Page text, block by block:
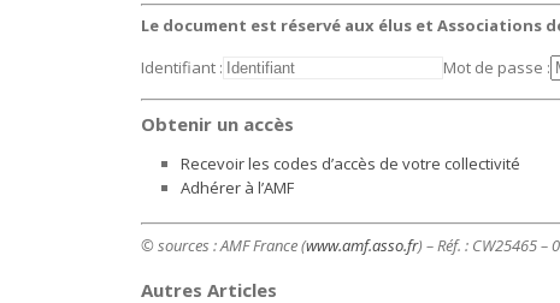
Le document est réservé aux élus et Associations
Identifiant :
Mot de passe :
Obtenir un accès
Recevoir les codes d’accès de votre collectivité
Adhérer à l’AMF
© sources : AMF France (www.amf.asso.fr) – Réf. : CW25465 –
Autres Articles